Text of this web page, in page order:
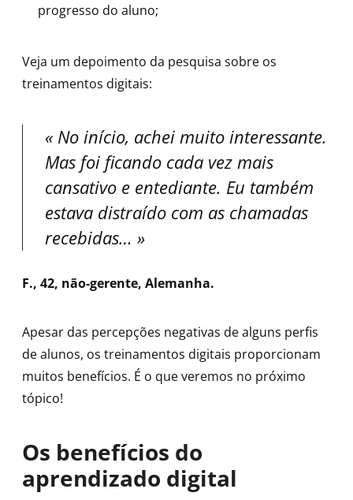
progresso do aluno;
Veja um depoimento da pesquisa sobre os
treinamentos digitais:
No início, achei muito interessante.
Mas foi ficando cada vez mais
cansativo e entediante. Eu também
estava distraído com as chamadas
recebidas…
F., 42, não-gerente, Alemanha.
Apesar das percepções negativas de alguns perfis
de alunos, os treinamentos digitais proporcionam
muitos benefícios. É o que veremos no próximo
tópico!
Os benefícios do
aprendizado digital